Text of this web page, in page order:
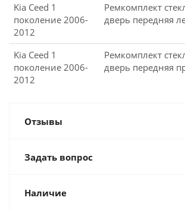
Kia Ceed 1
поколение 2006-
2012
Ремкомплект
дверь передняя
Kia Ceed 1
поколение 2006-
2012
Ремкомплект
дверь передняя
Отзывы
Задать вопрос
Наличие